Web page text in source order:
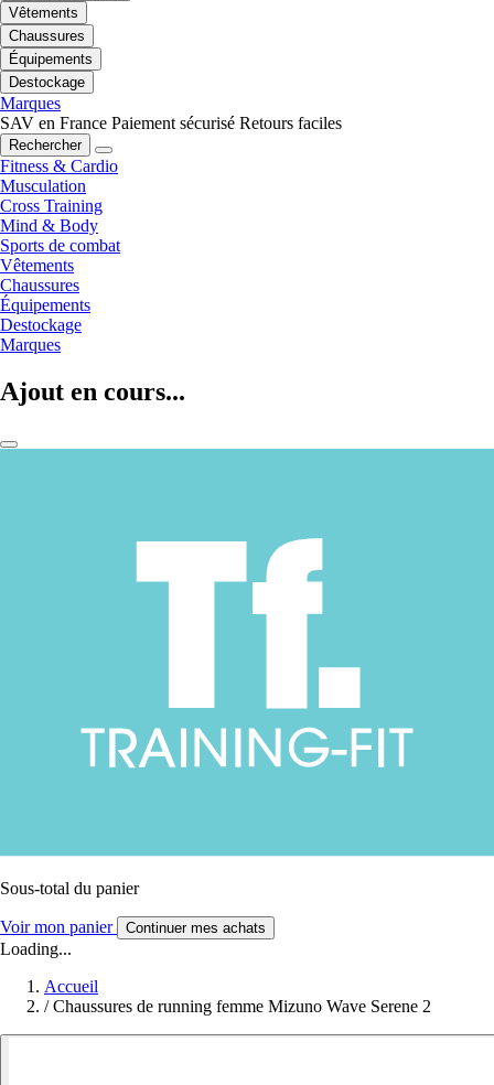
Vêtements
Chaussures
Équipements
Destockage
Marques
SAV en France Paiement sécurisé Retours faciles
Rechercher
Fitness & Cardio
Musculation
Cross Training
Mind & Body
Sports de combat
Vêtements
Chaussures
Équipements
Destockage
Marques
Ajout en cours...
Sous-total du panier
Voir mon panier Continuer mes achats
Loading...
Accueil
/ Chaussures de running femme Mizuno Wave Serene 2